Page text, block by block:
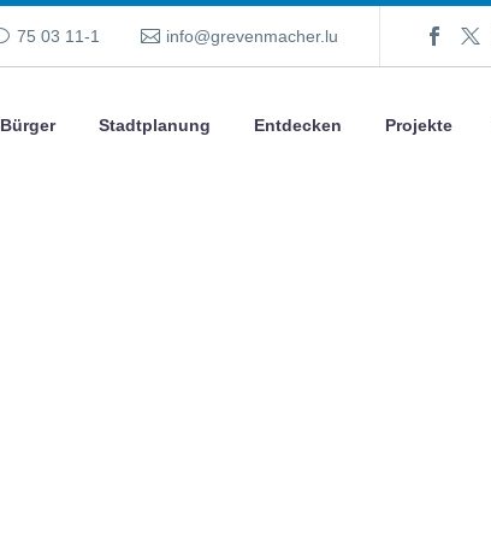
75 03 11-1 info@grevenmacher.lu
Bürger Stadtplanung Entdecken Projekte